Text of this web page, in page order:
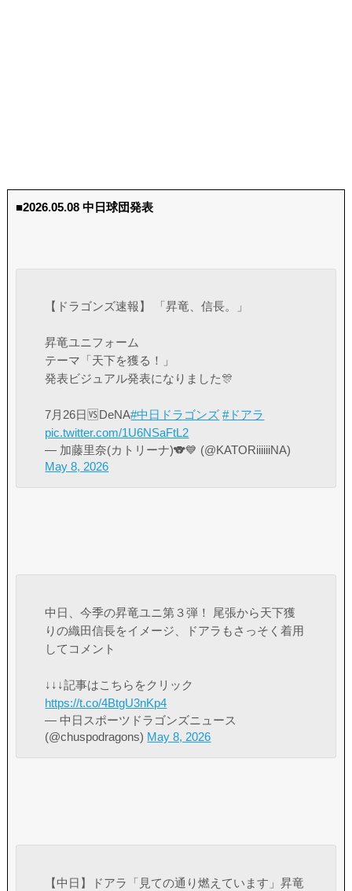
■2026.05.08 中日球団発表
【ドラゴンズ速報】 「昇竜、信長。」
昇竜ユニフォーム
テーマ「天下を獲る！」
発表ビジュアル発表になりました🎊
7月26日🆚DeNA#中日ドラゴンズ #ドアラ
pic.twitter.com/1U6NSaFtL2
— 加藤里奈(カトリーナ)🐨💙 (@KATORiiiiiiNA)
May 8, 2026
中日、今季の昇竜ユニ第３弾！ 尾張から天下獲
りの織田信長をイメージ、ドアラもさっそく着用
してコメント
↓↓↓記事はこちらをクリック
https://t.co/4BtgU3nKp4
— 中日スポーツドラゴンズニュース
(@chuspodragons) May 8, 2026
【中日】ドアラ「見ての通り燃えています」昇竜